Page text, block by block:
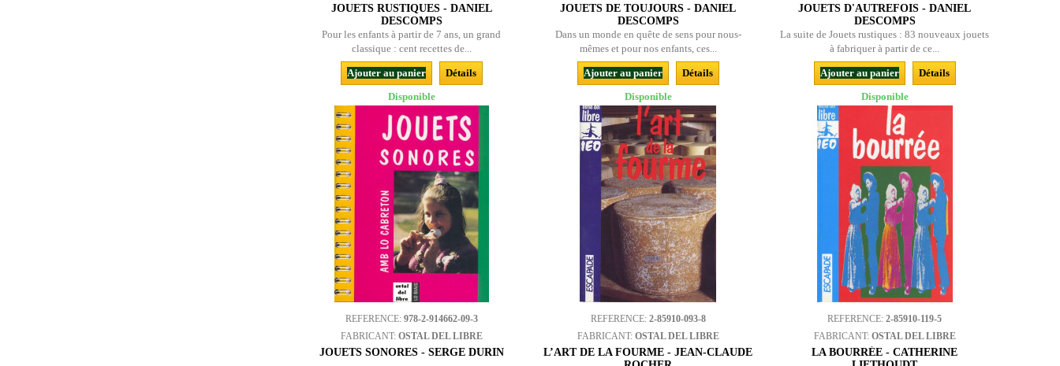
JOUETS RUSTIQUES - DANIEL
DESCOMPS
Pour les enfants à partir de 7 ans, un grand
classique : cent recettes de...
Ajouter au panier
Détails
Disponible
JOUETS DE TOUJOURS - DANIEL
DESCOMPS
Dans un monde en quête de sens pour nous-
mêmes et pour nos enfants, ces...
Ajouter au panier
Détails
Disponible
JOUETS D'AUTREFOIS - DANIEL
DESCOMPS
La suite de Jouets rustiques : 83 nouveaux jouets
à fabriquer à partir de ce...
Ajouter au panier
Détails
Disponible
REFERENCE: 978-2-914662-09-3
FABRICANT: OSTAL DEL LIBRE
JOUETS SONORES - SERGE DURIN
REFERENCE: 2-85910-093-8
FABRICANT: OSTAL DEL LIBRE
L’ART DE LA FOURME - JEAN-CLAUDE
REFERENCE:2-85910-119-5
FABRICANT: OSTAL DEL LIBRE
LA BOURRÉE - CATHERINE